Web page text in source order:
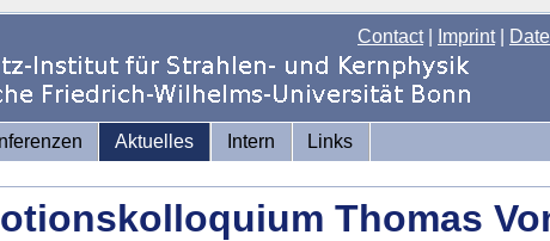
Contact| Imprint|
Aktuelles Intern Links
Thomas